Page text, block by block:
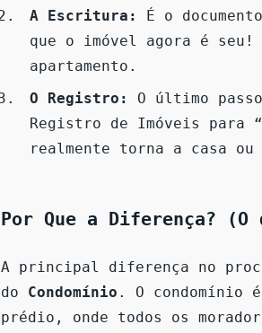
A Escritura:
É o
que o imóvel agora é seu!
apartamento.
O Registro:
O último
Registro de Imóveis para
realmente torna a casa ou
Por Que a Diferença? (O
A principal diferença no
do Condomínio . O condomínio
prédio, onde todos os